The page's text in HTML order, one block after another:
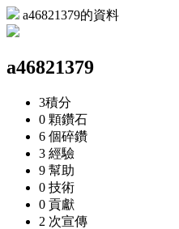
a46821379的資料
a46821379
3積分
0 顆鑽石
6 個碎鑽
3 經驗
9 幫助
0 技術
0 貢獻
2 次宣傳